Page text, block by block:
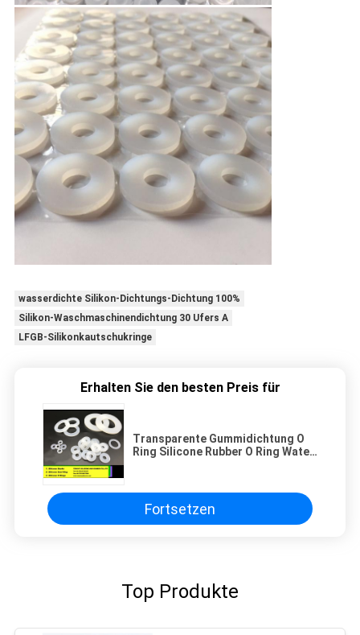
wasserdichte Silikon-Dichtungs-Dichtung 100%
Silikon-Waschmaschinendichtung 30 Ufers A
LFGB-Silikonkautschukringe
Erhalten Sie den besten Preis für
Transparente Gummidichtung O
Ring Silicone Rubber O Ring Water
Fortsetzen
Top Produkte